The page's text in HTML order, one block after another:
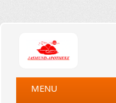
MENU